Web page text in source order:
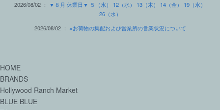
2026/08/02 ：
▼８月 休業日▼ ５（水） 12（水） 13（木） 14（金） 19（水）
26（水）
2026/08/02 ： ※お荷物の集配および営業所の営業状況について
HOME
BRANDS
Hollywood Ranch Market
BLUE BLUE